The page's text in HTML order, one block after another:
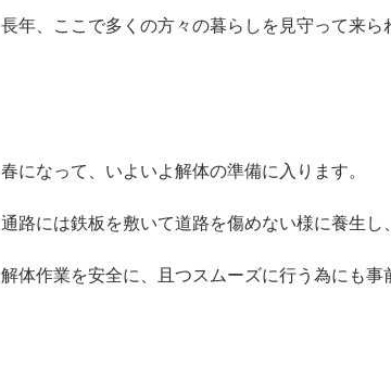
長年、ここで多くの方々の暮らしを見守って来ら
春になって、いよいよ解体の準備に入ります。
通路には鉄板を敷いて道路を傷めない様に養生し
解体作業を安全に、且つスムーズに行う為にも事